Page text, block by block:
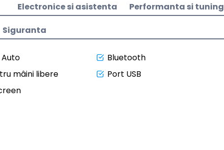
Electronice si asistenta Performanta si tuning
Siguranta
Bluetooth
mâini libere
Port USB